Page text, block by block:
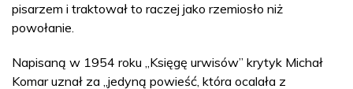
pisarzem i traktował to raczej jako rzemiosło niż
powołanie.
Napisaną w 1954 roku „Księgę urwisów” krytyk Michał
Komar uznał za „jedyną powieść, która ocalała z